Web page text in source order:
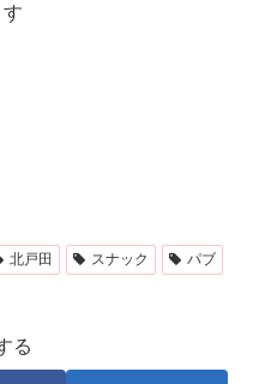
北戸田 スナック
パブ
る